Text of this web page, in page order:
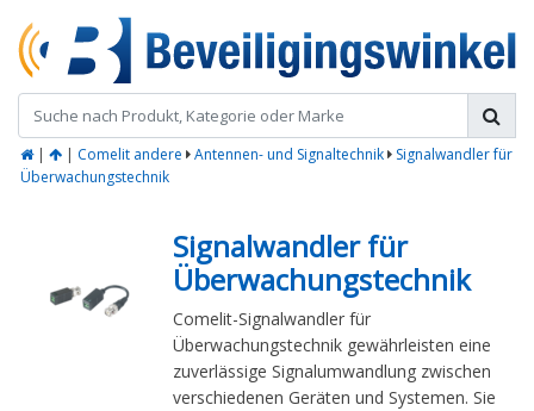
| | Comelit andere Antennen- und Signaltechnik
Signalwandler für
Überwachungstechnik
Signalwandler für
Überwachungstechnik
Comelit-Signalwandler für
Überwachungstechnik gewährleisten eine
zuverlässige Signalumwandlung zwischen
verschiedenen Geräten und Systemen. Sie